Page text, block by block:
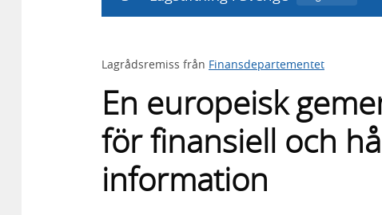
Lagrådsremiss från Finansdepartementet
En europeisk
för finansiell och
information